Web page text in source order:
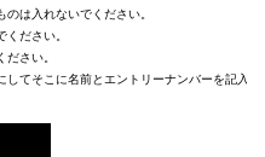
は入れないでください。
ださい。
さい。
てそこに名前とエントリーナンバーを記入し